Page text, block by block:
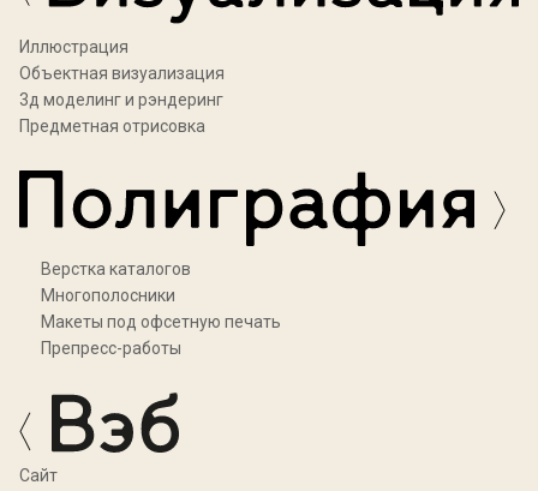
Иллюстрация
Объектная визуализация
3д моделинг и рэндеринг
Предметная отрисовка
Верстка каталогов
Многополосники
Макеты под офсетную печать
Препресс-работы
Cайт